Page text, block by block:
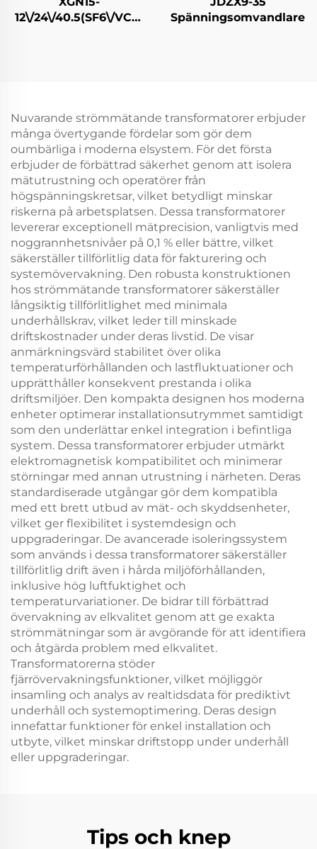
12\/24\/40.5(SF6\/VCB)
Spänningsomvandlare
Nuvarande strömmätande transformatorer erbjuder
många övertygande fördelar som gör dem
oumbärliga i moderna elsystem. För det första
erbjuder de förbättrad säkerhet genom att isolera
mätutrustning och operatörer från
högspänningskretsar, vilket betydligt minskar
riskerna på arbetsplatsen. Dessa transformatorer
levererar exceptionell mätprecision, vanligtvis med
noggrannhetsnivåer på 0,1 % eller bättre, vilket
säkerställer tillförlitlig data för fakturering och
systemövervakning. Den robusta konstruktionen
hos strömmätande transformatorer säkerställer
långsiktig tillförlitlighet med minimala
underhållskrav, vilket leder till minskade
driftskostnader under deras livstid. De visar
anmärkningsvärd stabilitet över olika
temperaturförhållanden och lastfluktuationer och
upprätthåller konsekvent prestanda i olika
driftsmiljöer. Den kompakta designen hos moderna
enheter optimerar installationsutrymmet samtidigt
som den underlättar enkel integration i befintliga
system. Dessa transformatorer erbjuder utmärkt
elektromagnetisk kompatibilitet och minimerar
störningar med annan utrustning i närheten. Deras
standardiserade utgångar gör dem kompatibla
med ett brett utbud av mät- och skyddsenheter,
vilket ger flexibilitet i systemdesign och
uppgraderingar. De avancerade isoleringssystem
som används i dessa transformatorer säkerställer
tillförlitlig drift även i hårda miljöförhållanden,
inklusive hög luftfuktighet och
temperaturvariationer. De bidrar till förbättrad
övervakning av elkvalitet genom att ge exakta
strömmätningar som är avgörande för att identifiera
och åtgärda problem med elkvalitet.
Transformatorerna stöder
fjärrövervakningsfunktioner, vilket möjliggör
insamling och analys av realtidsdata för prediktivt
underhåll och systemoptimering. Deras design
innefattar funktioner för enkel installation och
utbyte, vilket minskar driftstopp under underhåll
eller uppgraderingar.
Tips och knep